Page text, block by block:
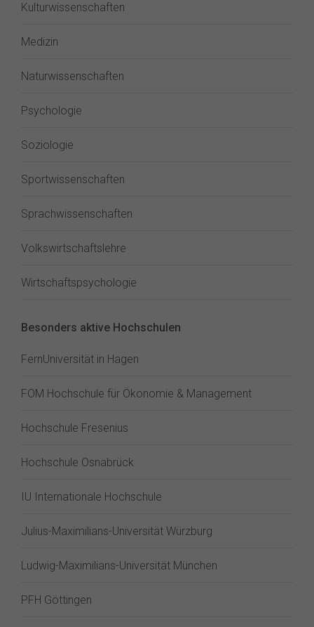
Kulturwissenschaften
Medizin
Naturwissenschaften
Psychologie
Soziologie
Sportwissenschaften
Sprachwissenschaften
Volkswirtschaftslehre
Wirtschaftspsychologie
Besonders aktive Hochschulen
FernUniversität in Hagen
FOM Hochschule für Ökonomie & Management
Hochschule Fresenius
Hochschule Osnabrück
IU Internationale Hochschule
Julius-Maximilians-Universität Würzburg
Ludwig-Maximilians-Universität München
PFH Göttingen